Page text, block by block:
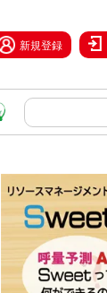
新規登録